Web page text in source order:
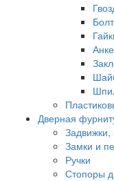
Дверная
Замки и
Ручки
Стопоры